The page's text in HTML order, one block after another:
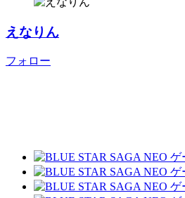
えなりん
フォロー